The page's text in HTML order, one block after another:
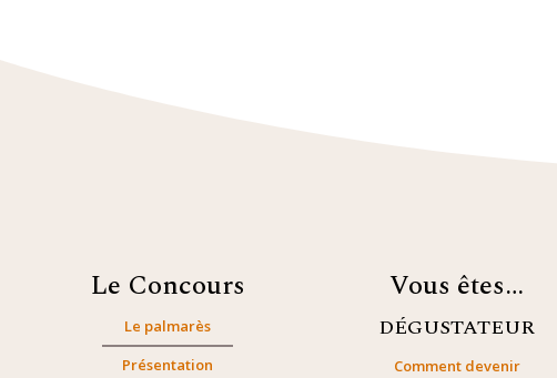
Le Concours
Le palmarès
Présentation
Vous êtes…
DÉGUSTATEUR
Comment devenir